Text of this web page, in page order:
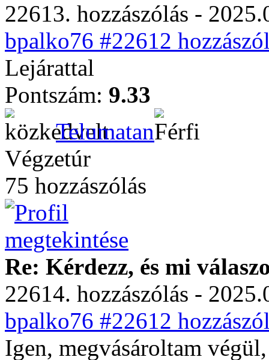
22613. hozzászólás -
bpalko76 #22612
Lejárattal
Pontszám: 9.33
Telumatan
Végzetúr
75 hozzászólás
Re: Kérdezz, és mi
22614. hozzászólás -
bpalko76 #22612
Igen, megvásároltam